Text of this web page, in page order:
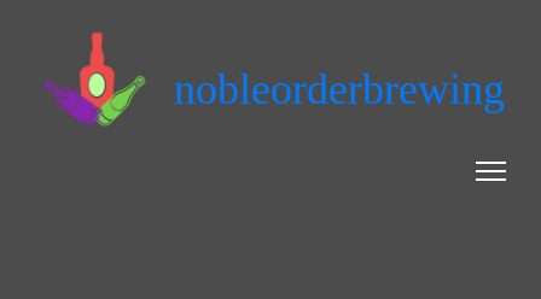
nobleorderbrewing